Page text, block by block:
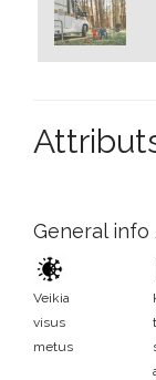
General
Veikia
visus
metus